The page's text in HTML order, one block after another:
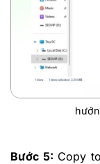
Bước 5: Copy